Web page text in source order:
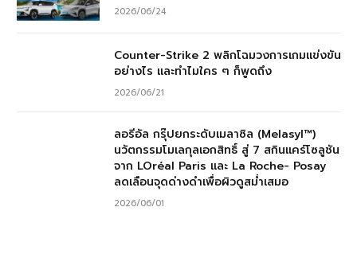
2026/06/24
Counter-Strike 2 พลิกโฉมวงการเกมแข่งขัน
อย่างไร และทำไมใคร ๆ ก็พูดถึง
2026/06/21
ลอรีอัล กรุ๊ปยกระดับเมลาซิล (Melasyl™)
นวัตกรรมโมเลกุลเอกสิทธิ์ สู่ 7 สกินแคร์โซลูชัน
จาก LOréal Paris และ La Roche- Posay
ลดเลือนจุดด่างดำเพื่อผิวดูสม่ำเสมอ
2026/06/01